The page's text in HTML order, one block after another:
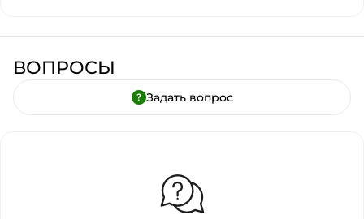
ВОПРОСЫ
Задать вопрос